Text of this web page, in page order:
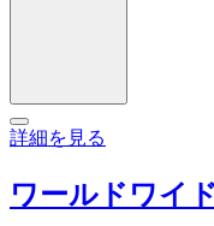
詳細を見る
ワールドワイ